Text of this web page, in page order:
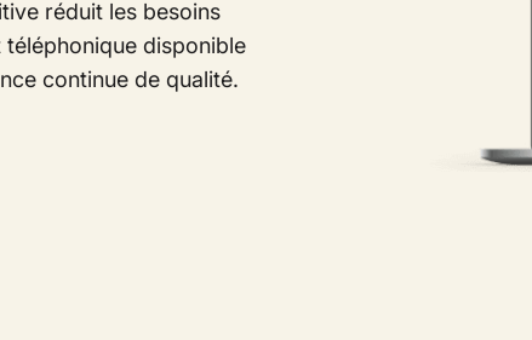
réduit les besoins
disponible
continue de qualité.